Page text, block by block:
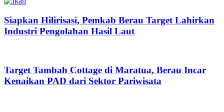
Siapkan Hilirisasi, Pemkab Berau Target Lahirkan
Industri Pengolahan Hasil Laut
Target Tambah Cottage di Maratua, Berau Incar
Kenaikan PAD dari Sektor Pariwisata